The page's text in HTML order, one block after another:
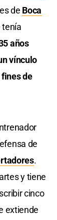
de Boca
tenía
años
vínculo
de
de
.
y tiene
cinco
extiende